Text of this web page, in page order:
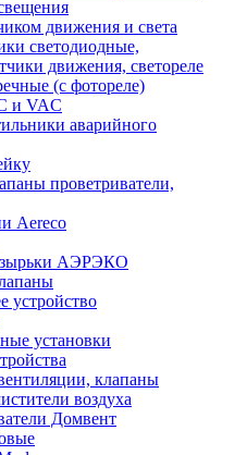
движения и света
светодиодные,
движения, светореле
(с фотореле)
и VAC
аварийного
проветриватели,
Aereco
АЭРЭКО
устройство
установки
клапаны
воздуха
Домвент